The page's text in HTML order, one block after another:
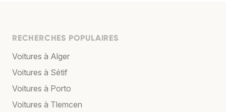
RECHERCHES POPULAIRES
Voitures à Alger
Voitures à Sétif
Voitures à Porto
Voitures à Tlemcen